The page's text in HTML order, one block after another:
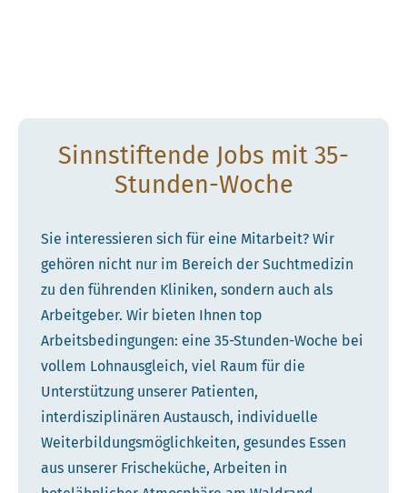
Sinnstiftende Jobs mit 35-
Stunden-Woche
Sie interessieren sich für eine Mitarbeit? Wir
gehören nicht nur im Bereich der Suchtmedizin
zu den führenden Kliniken, sondern auch als
Arbeitgeber. Wir bieten Ihnen top
Arbeitsbedingungen: eine 35-Stunden-Woche bei
vollem Lohnausgleich, viel Raum für die
Unterstützung unserer Patienten,
interdisziplinären Austausch, individuelle
Weiterbildungsmöglichkeiten, gesundes Essen
aus unserer Frischeküche, Arbeiten in